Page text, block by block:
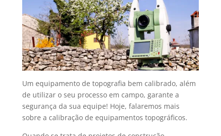
Um equipamento de topografia bem calibrado, além
de utilizar o seu processo em campo, garante a
segurança da sua equipe! Hoje, falaremos mais
sobre a calibração de equipamentos topográficos.